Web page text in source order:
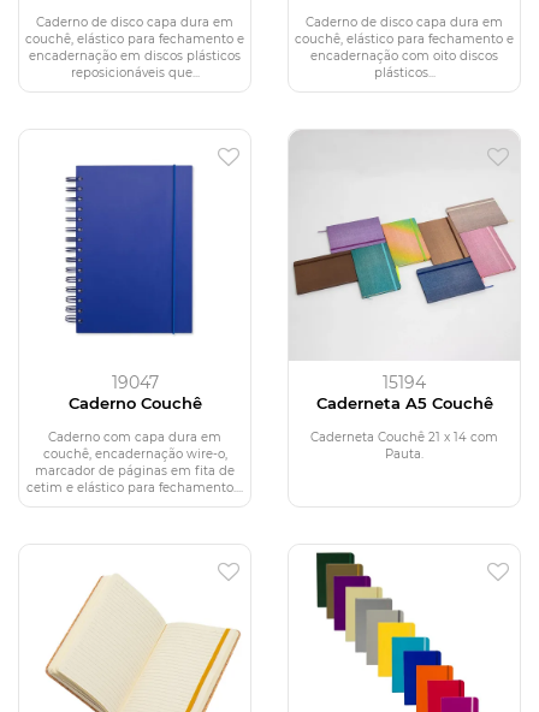
Caderno de disco capa dura em
couchê, elástico para fechamento e
encadernação em discos plásticos
reposicionáveis que...
Caderno de disco capa dura em
couchê, elástico para fechamento e
encadernação com oito discos
plásticos...
19047
Caderno Couchê
Caderno com capa dura em
couchê, encadernação wire-o,
marcador de páginas em fita de
cetim e elástico para fechamento....
15194
Caderneta A5 Couchê
Caderneta Couchê 21 x 14 com
Pauta.